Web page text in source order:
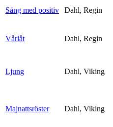
Sång med positiv Dahl, Regin
Vårlåt Dahl, Regin
Ljung Dahl, Viking
Majnattsröster Dahl, Viking